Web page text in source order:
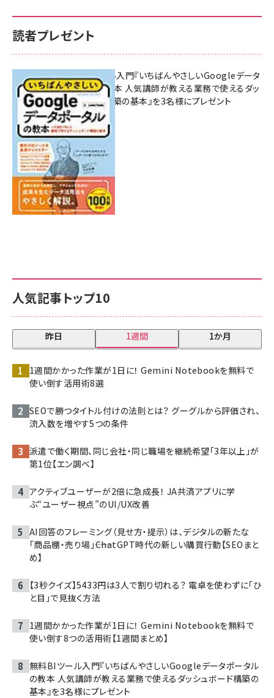
人気記事トップ10
昨日 1週間 1か月
1週間かかった作業が1日に！ Gemini Notebookを無料で
使い倒す活用術8選
SEOで勝つタイトル付けの法則とは？ グーグルから評価され、
流入数を増やす5つの条件
派遣で働く期間、同じ会社・同じ職場を継続希望「3年以上」が
第1位【エン調べ】
アクティブユーザーが2倍に急成長！ JA共済アプリに学
ぶ“ユーザー視点”のUI/UX改善
AI回答のフレーミング（見せ方・提示）は、デジタルの新たな
「商品棚・売り場」――ChatGPT時代の新しい購買行動【SEOまと
め】
【3秒クイズ】5433円は3人で割り切れる？ 電卓を使わずに「ひ
と目」で見抜く方法
1週間かかった作業が1日に！ Gemini Notebookを無料で
使い倒す8つの活用術【1週間まとめ】
無料BIツール入門『いちばんやさしいGoogleデータポータル
の教本 人気講師が教える業務で使えるダッシュボード構築の
基本』を3名様にプレゼント
読者プレゼント
無料BIツール入門『いちばんやさしいGoogleデータ
ポータルの教本 人気講師が教える業務で使えるダッ
シュボード構築の基本』を3名様にプレゼント
7月31日 10:00